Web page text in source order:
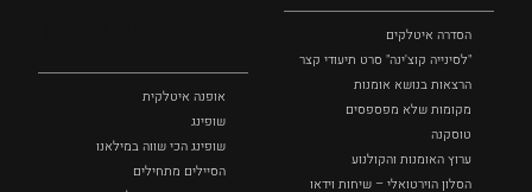
הסדרה איטלקים
"לסינייה קוצ'ינה" סרט תיעודי קצר
הרצאות בנושא אומנות
מקומות שלא מפספסים
טוסקנה
ערוץ האומנות והקולנוע
הסלון הוירטואלי – שיחות וידאו
אופנה איטלקית
שופינג
שופינג הכי שווה במילאנו
הסיילים מתחילים